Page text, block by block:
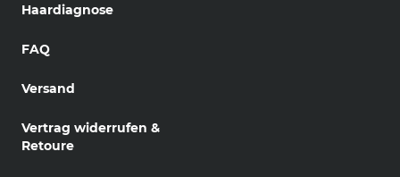
Haardiagnose
FAQ
Versand
Vertrag widerrufen &
Retoure